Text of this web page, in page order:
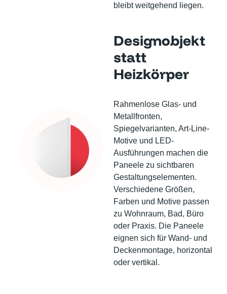
bleibt weitgehend liegen.
Designobjekt
statt
Heizkörper
Rahmenlose Glas- und
Metallfronten,
Spiegelvarianten, Art-Line-
Motive und LED-
Ausführungen machen die
Paneele zu sichtbaren
Gestaltungselementen.
Verschiedene Größen,
Farben und Motive passen
zu Wohnraum, Bad, Büro
oder Praxis. Die Paneele
eignen sich für Wand- und
Deckenmontage, horizontal
oder vertikal.